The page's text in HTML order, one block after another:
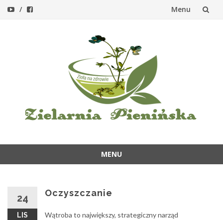
Menu
MENU
24
LIS
Oczyszczanie
Wątroba to największy, strategiczny narząd